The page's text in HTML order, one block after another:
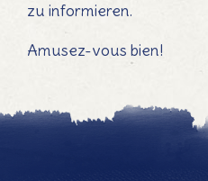
zu informieren.
Amusez-vous bien!